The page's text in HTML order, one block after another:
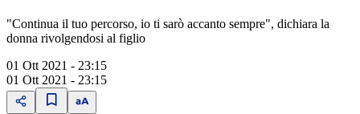
"Continua il tuo percorso, io ti sarò accanto sempre", dichiara la
donna rivolgendosi al figlio
01 Ott 2021 - 23:15
01 Ott 2021 - 23:15